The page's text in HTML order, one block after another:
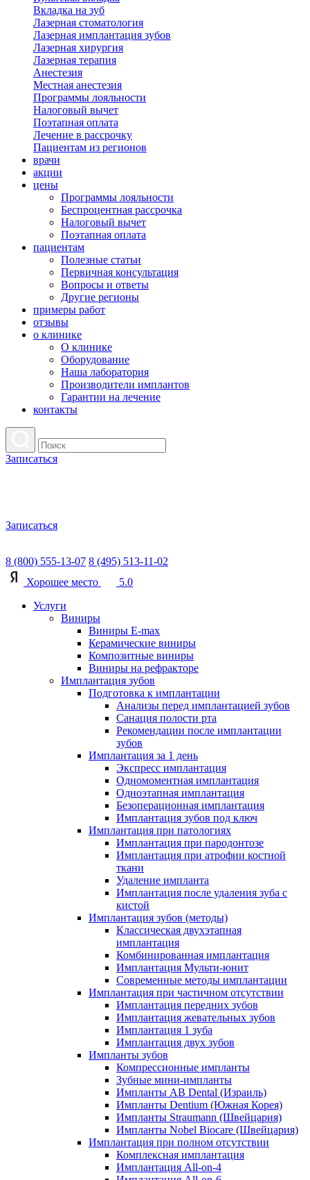
Вкладка на зуб
Лазерная стоматология
Лазерная имплантация зубов
Лазерная хирургия
Лазерная терапия
Анестезия
Местная анестезия
Программы лояльности
Налоговый вычет
Поэтапная оплата
Лечение в рассрочку
Пациентам из регионов
врачи
акции
цены
Программы лояльности
Беспроцентная рассрочка
Налоговый вычет
Поэтапная оплата
пациентам
Полезные статьи
Первичная консультация
Вопросы и ответы
Другие регионы
примеры работ
отзывы
о клинике
О клинике
Оборудование
Наша лаборатория
Производители имплантов
Гарантии на лечение
контакты
Записаться
Записаться
8 (800) 555-13-07 8 (495) 513-11-02
Хорошее место
5.0
Услуги
Виниры
Виниры E-max
Керамические виниры
Композитные виниры
Виниры на рефракторе
Имплантация зубов
Подготовка к имплантации
Анализы перед имплантацией зубов
Санация полости рта
Рекомендации после имплантации
зубов
Имплантация за 1 день
Экспресс имплантация
Одномоментная имплантация
Одноэтапная имплантация
Безоперационная имплантация
Имплантация зубов под ключ
Имплантация при патологиях
Имплантация при пародонтозе
Имплантация при атрофии костной
ткани
Удаление импланта
Имплантация после удаления зуба с
кистой
Имплантация зубов (методы)
Классическая двухэтапная
имплантация
Комбинированная имплантация
Имплантация Мульти-юнит
Современные методы имплантации
Имплантация при частичном отсутствии
Имплантация передних зубов
Имплантация жевательных зубов
Имплантация 1 зуба
Имплантация двух зубов
Импланты зубов
Компрессионные импланты
Зубные мини-импланты
Импланты AB Dental (Израиль)
Импланты Dentium (Южная Корея)
Импланты Straumann (Швейцария)
Импланты Nobel Biocare (Швейцария)
Имплантация при полном отсутствии
Комплексная имплантация
Имплантация All-on-4